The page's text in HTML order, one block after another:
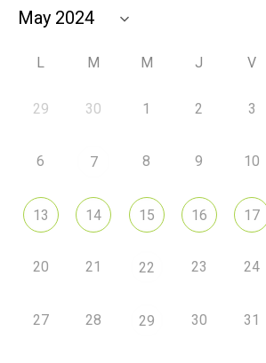
L M M J V
29 30 1 2 3
6 7 8 9 10
13 14 15 16 17
20 21 22 23 24
27 28 29 30 31